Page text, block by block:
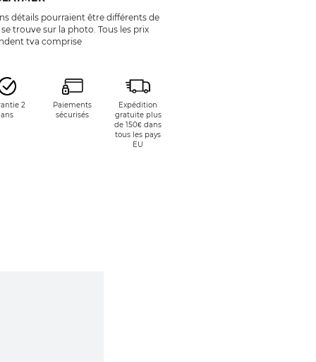
détails pourraient être différents de
trouve sur la photo. Tous les prix
tva comprise
2
ans
Paiements
sécurisés
Expédition
gratuite plus
de 150€ dans
tous les pays
EU